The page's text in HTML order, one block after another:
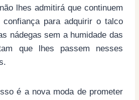
lhes admitirá que continuem
para adquirir o talco
nádegas sem a humidade das
que lhes passem nesses
nova moda de prometer